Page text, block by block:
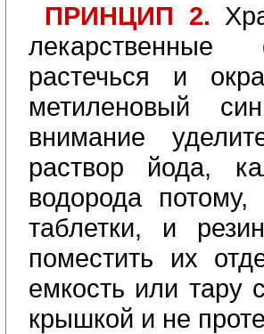
ПРИНЦИП 2.
растечься и
метиленовый
внимание
раствор йода,
водорода
таблетки, и
поместить их
емкость или тару
крышкой и не